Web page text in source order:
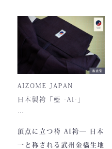
ハンドルの高さ：22cm
■仕様
ファスナー部分にはYKK製
を使用しております。
入荷時期やロットにより、
ファスナーのデザイン・仕
様が一部異なる場合がござ
AIZOME JAPAN
日本製袴「藍 -AI-」
― 武州正藍染 × 熊本工
場製作 ―
頂点に立つ袴 AI袴― 日本
一と称される武州金橋生地